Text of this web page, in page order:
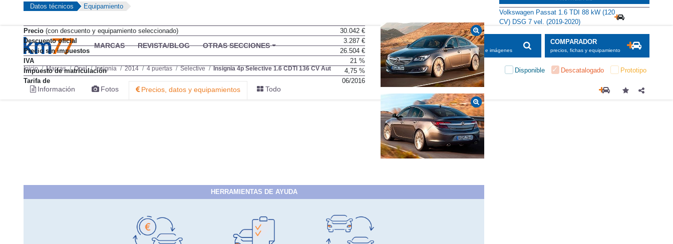
MARCAS REVISTA/BLOG OTRAS SECCIONES BUSCADOR
informaciones, fichas e imágenes
COMPARADOR
precios, fichas y equipamiento
Inicio Marcas Opel Insignia 2014 4 puertas Selective Insignia 4p Selective 1.6 CDTI 136 CV Aut Disponible Descatalogado Prototipo
Información Fotos Precios, datos y equipamientos Todo
Datos técnicos Equipamiento
Precio (con descuento y equipamiento seleccionado)
30.042 €
Descuento oficial
3.287 €
Precio sin impuestos
26.504 €
IVA
21 %
Impuesto de matriculación
4,75 %
Tarifa de
06/2016
HERRAMIENTAS DE AYUDA
Volkswagen Passat 1.6 TDI 88 kW (120
CV) DSG 7 vel. (2019-2020)